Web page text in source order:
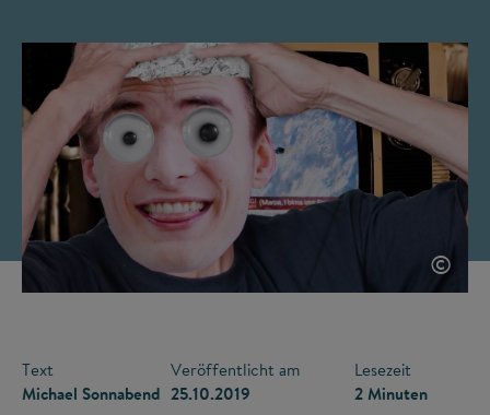
©
Text
Michael Sonnabend
Veröffentlicht am
25.10.2019
Lesezeit
2 Minuten